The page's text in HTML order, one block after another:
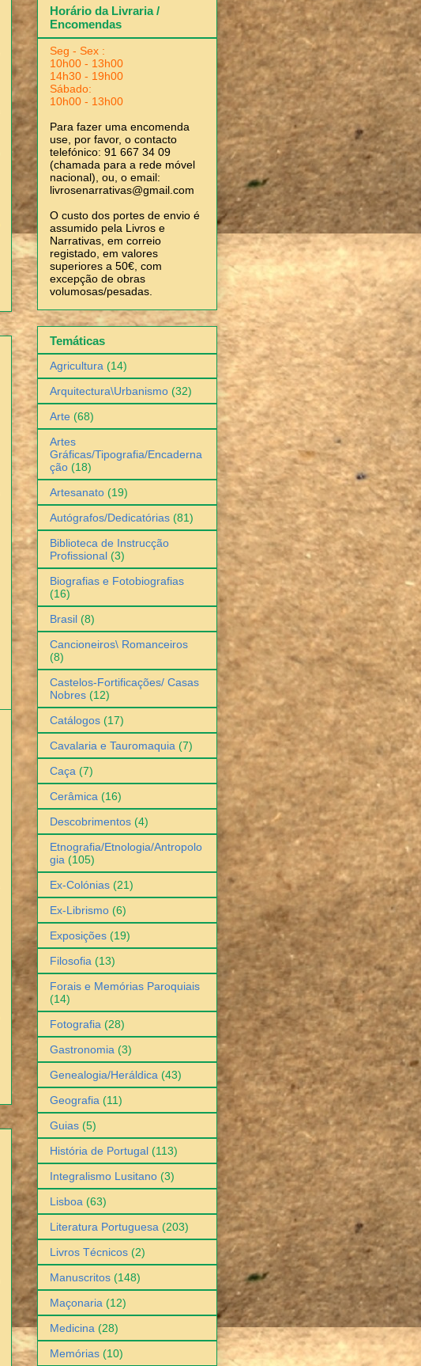
Horário da Livraria /
Encomendas
Seg - Sex :
10h00 - 13h00
14h30 - 19h00
Sábado:
10h00 - 13h00
Para fazer uma encomenda
use, por favor, o contacto
telefónico: 91 667 34 09
(chamada para a rede móvel
nacional), ou, o email:
livrosenarrativas@gmail.com
O custo dos portes de envio é
assumido pela Livros e
Narrativas, em correio
registado, em valores
superiores a 50€, com
excepção de obras
volumosas/pesadas.
Temáticas
Agricultura (14)
Arquitectura\Urbanismo (32)
Arte (68)
Artes
Gráficas/Tipografia/Encaderna
ção (18)
Artesanato (19)
Autógrafos/Dedicatórias (81)
Biblioteca de Instrucção
Profissional (3)
Biografias e Fotobiografias
(16)
Brasil (8)
Cancioneiros\ Romanceiros
(8)
Castelos-Fortificações/ Casas
Nobres (12)
Catálogos (17)
Cavalaria e Tauromaquia (7)
Caça (7)
Cerâmica (16)
Descobrimentos (4)
Etnografia/Etnologia/Antropolo
gia (105)
Ex-Colónias (21)
Ex-Librismo (6)
Exposições (19)
Filosofia (13)
Forais e Memórias Paroquiais
(14)
Fotografia (28)
Gastronomia (3)
Genealogia/Heráldica (43)
Geografia (11)
Guias (5)
História de Portugal (113)
Integralismo Lusitano (3)
Lisboa (63)
Literatura Portuguesa (203)
Livros Técnicos (2)
Manuscritos (148)
Maçonaria (12)
Medicina (28)
Memórias (10)